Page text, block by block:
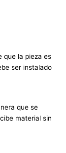
que la pieza es
ser instalado
que se
material sin